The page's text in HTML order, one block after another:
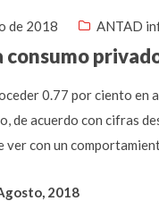
de 2018 ANTAD
0.77 por ciento en
de acuerdo con cifras
ver con un
2018